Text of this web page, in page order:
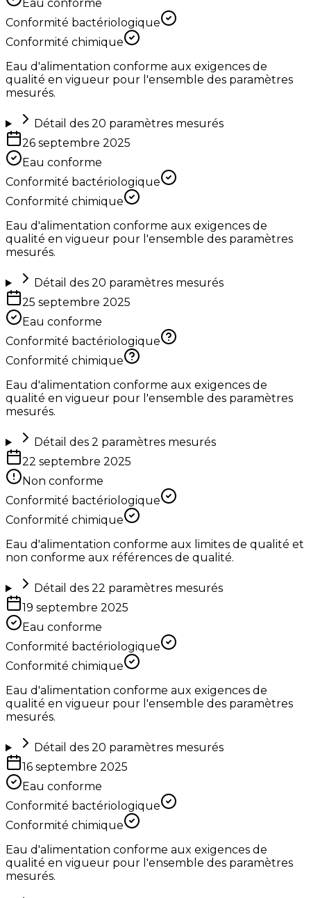
Eau conforme
Conformité bactériologique
Conformité chimique
Eau d'alimentation conforme aux exigences de
qualité en vigueur pour l'ensemble des paramètres
mesurés.
Détail des 20 paramètres mesurés
26 septembre 2025
Eau conforme
Conformité bactériologique
Conformité chimique
Eau d'alimentation conforme aux exigences de
qualité en vigueur pour l'ensemble des paramètres
mesurés.
Détail des 20 paramètres mesurés
25 septembre 2025
Eau conforme
Conformité bactériologique
Conformité chimique
Eau d'alimentation conforme aux exigences de
qualité en vigueur pour l'ensemble des paramètres
mesurés.
Détail des 2 paramètres mesurés
22 septembre 2025
Non conforme
Conformité bactériologique
Conformité chimique
Eau d'alimentation conforme aux limites de qualité et
non conforme aux références de qualité.
Détail des 22 paramètres mesurés
19 septembre 2025
Eau conforme
Conformité bactériologique
Conformité chimique
Eau d'alimentation conforme aux exigences de
qualité en vigueur pour l'ensemble des paramètres
mesurés.
Détail des 20 paramètres mesurés
16 septembre 2025
Eau conforme
Conformité bactériologique
Conformité chimique
Eau d'alimentation conforme aux exigences de
qualité en vigueur pour l'ensemble des paramètres
mesurés.